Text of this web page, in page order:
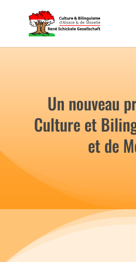
Un nouveau
Culture et
et de